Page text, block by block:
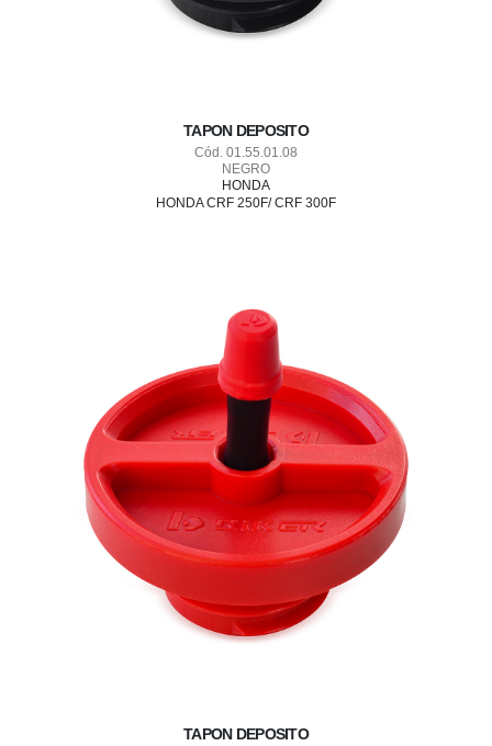
TAPON DEPOSITO
Cód. 01.55.01.08
NEGRO
HONDA
HONDA CRF 250F/ CRF 300F
TAPON DEPOSITO